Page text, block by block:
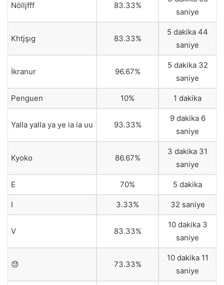
Nölljfff 83.33%
saniye
Khtjşıg 83.33%
5 dakika 44
saniye
İkranur 96.67%
5 dakika 32
saniye
Penguen 10% 1 dakika
Yalla yalla ya ye ia ia uu 93.33%
9 dakika 6
saniye
Kyoko 86.67%
3 dakika 31
saniye
E 70% 5 dakika
I 3.33% 32 saniye
V 83.33%
10 dakika 3
saniye
😓 73.33%
10 dakika 11
saniye